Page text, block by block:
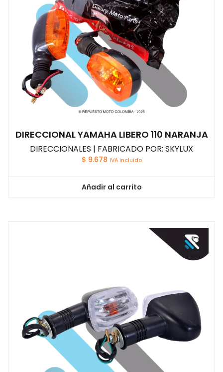
DIRECCIONAL YAMAHA LIBERO 110 NARANJA
DIRECCIONALES | FABRICADO POR: SKYLUX
$ 9.678 IVA incluido
Añadir al carrito